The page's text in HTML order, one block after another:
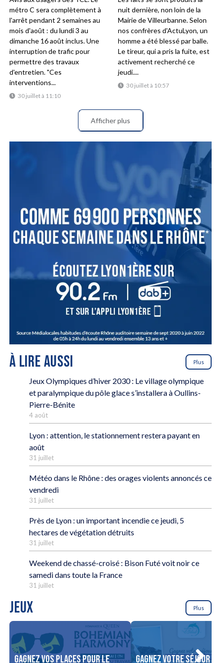
30 juillet à 11:10
métro C sera complètement à
l'arrêt pendant 2 semaines au
mois d'août : du lundi 3 au
dimanche 16 août inclus. Une
interruption de trafic pour
permettre des travaux
d'entretien. "Ces
interventions...
30 juillet à 10:57
nuit dernière, non loin de la
Mairie de Villeurbanne. Selon
nos confrères d'ActuLyon, un
homme a été blessé par balle.
Le tireur, qui a pris la fuite, est
activement recherché ce
jeudi....
Afficher plus
À LIRE AUSSI Plus
Jeux Olympiques d’hiver 2030 : Le village olympique
et paralympique du pôle glace s’installera à Oullins-
Pierre-Bénite
4 août
Lyon : attention, le stationnement restera payant en
août
31 juillet
Météo dans le Rhône : des orages violents annoncés ce
vendredi
31 juillet
Près de Lyon : un important incendie ce jeudi, 5
hectares de végétation détruits
31 juillet
Weekend de chassé-croisé : Bison Futé voit noir ce
samedi dans toute la France
31 juillet
JEUX Plus
Gagnez vos places pour le
Gagnez votre séjour